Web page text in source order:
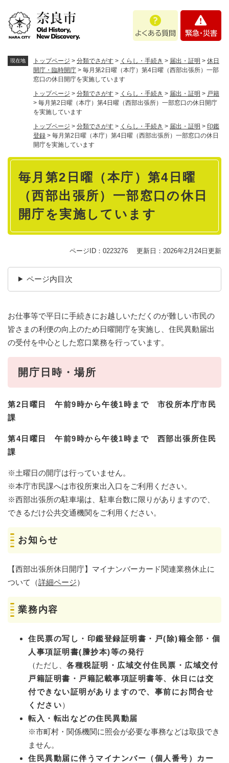
あ
問
・
現在地 トップページ > 分類でさがす > くらし・手続き > 届出・証明 > 休日
開庁・臨時開庁 > 毎月第2日曜（本庁）第4日曜（西部出張所）一部
窓口の休日開庁を実施しています
トップページ > 分類でさがす > くらし・手続き > 届出・証明 > 戸籍
> 毎月第2日曜（本庁）第4日曜（西部出張所）一部窓口の休日開庁
を実施しています
トップページ > 分類でさがす > くらし・手続き > 届出・証明 > 印鑑
登録 > 毎月第2日曜（本庁）第4日曜（西部出張所）一部窓口の休日
開庁を実施しています
本
毎月第2日曜（本庁）第4日曜
（西部出張所）一部窓口の休日
開庁を実施しています
ページID：0223276 更新日：2026年2月24日更新
ページ内目次
お仕事等で平日に手続きにお越しいただくのが難しい市民の
皆さまの利便の向上のため日曜開庁を実施し、住民異動届出
の受付を中心とした窓口業務を行っています。
開庁日時・場所
第2日曜日 午前9時から午後1時まで 市役所本庁市民
課
第4日曜日 午前9時から午後1時まで 西部出張所住民
課
※土曜日の開庁は行っていません。
※本庁市民課へは市役所東出入口をご利用ください。
​※西部出張所の駐車場は、駐車台数に限りがありますので、
できるだけ公共交通機関をご利用ください。
お知らせ
【西部出張所休日開庁】マイナンバーカード関連業務休止に
ついて（詳細ページ）
業務内容​
住民票の写し・印鑑登録証明書・戸(除)籍全部・個
人事項証明書(謄抄本)等の発行
（ただし、 各種税証明・広域交付住民票・広域交付
戸籍証明書・戸籍記載事項証明書等、休日には交
付できない証明がありますので、事前にお問合せ
ください）
転入・転出などの住民異動届
※市町村・関係機関に照会が必要な事務などは取扱でき
ません。
住民異動届に伴うマイナンバー（個人番号）カー